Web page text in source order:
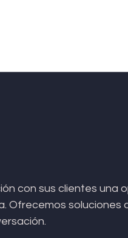
con sus clientes una
Ofrecemos soluciones